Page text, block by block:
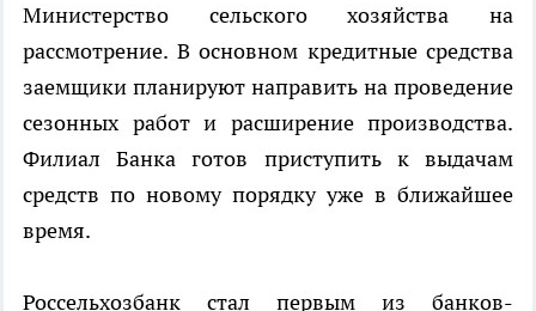
Министерство сельского хозяйства на
рассмотрение. В основном кредитные средства
заемщики планируют направить на проведение
сезонных работ и расширение производства.
Филиал Банка готов приступить к выдачам
средств по новому порядку уже в ближайшее
время.
Россельхозбанк стал первым из банков-